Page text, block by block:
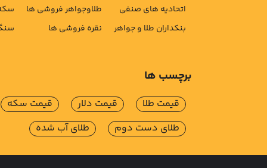
اتحادیه های صنفی
بنکداران طلا و جواهر
طلاوجواهر فروشی ها
نقره فروشی ها
برچسب ها
قیمت طلا قیمت دلار
قیمت سکه
طلای دست دوم
طلای آب شده